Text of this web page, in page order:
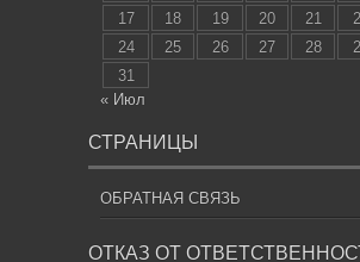
17
18 19 20 21
24
25 26 27 28
31
« Июл
СТРАНИЦЫ
ОБРАТНАЯ СВЯЗЬ
ОТКАЗ ОТ